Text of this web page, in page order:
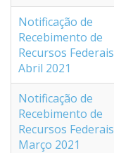
Notificação de
Recebimento de
Recursos Federais
Abril 2021
Notificação de
Recebimento de
Recursos Federais
Março 2021